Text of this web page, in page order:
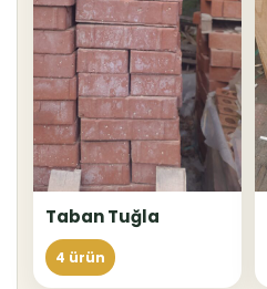
Taban Tuğla
4 ürün